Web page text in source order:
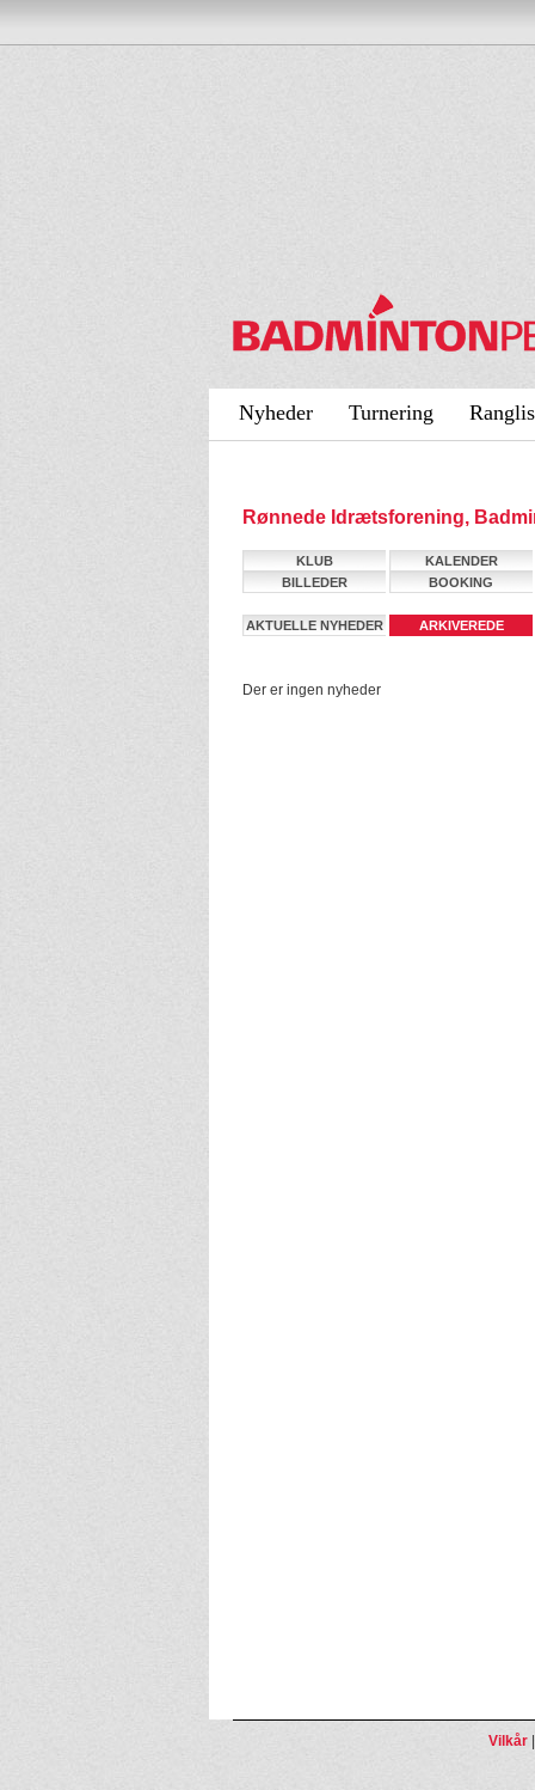
Nyheder Turnering
Rønnede Idrætsforening,
KLUB
KALENDER
BILLEDER
BOOKING
AKTUELLE NYHEDER
ARKIVEREDE
Der er ingen nyheder
Vilkår